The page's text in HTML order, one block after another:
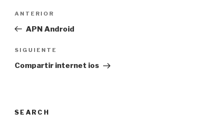
entradas
Entrada
anterior:
ANTERIOR
APN Android
Siguiente
entrada
SIGUIENTE
Compartir internet ios
SEARCH